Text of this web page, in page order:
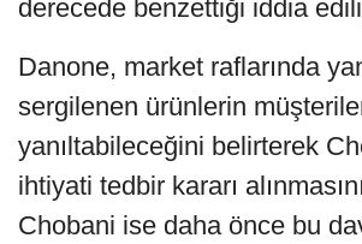
derecede benzettiği iddia
Danone, market raflarında
sergilenen ürünlerin
yanıltabileceğini belirterek
ihtiyati tedbir kararı
Chobani ise daha önce bu